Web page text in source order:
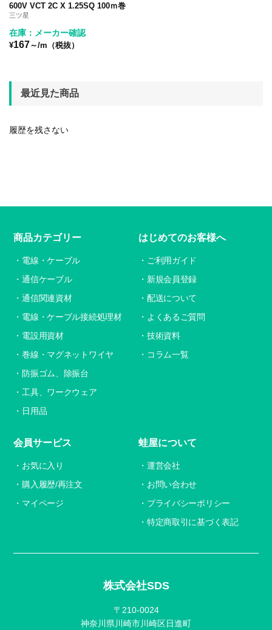
600V VCT 2C X 1.25SQ 100ｍ巻
三ツ星
在庫：メーカー確認
¥167～/m（税抜）
最近見た商品
履歴を残さない
株式会社SDS
〒210-0024
神奈川県川崎市川崎区日進町
商品カテゴリー
電線・ケーブル
通信ケーブル
通信関連資材
電線・ケーブル接続処理材
電設用資材
巻線・マグネットワイヤ
防振ゴム、除振台
工具、ワークウェア
日用品
はじめてのお客様へ
ご利用ガイド
新規会員登録
配送について
よくあるご質問
技術資料
コラム一覧
会員サービス
お気に入り
購入履歴/再注文
マイページ
蛙屋について
運営会社
お問い合わせ
プライバシーポリシー
特定商取引に基づく表記